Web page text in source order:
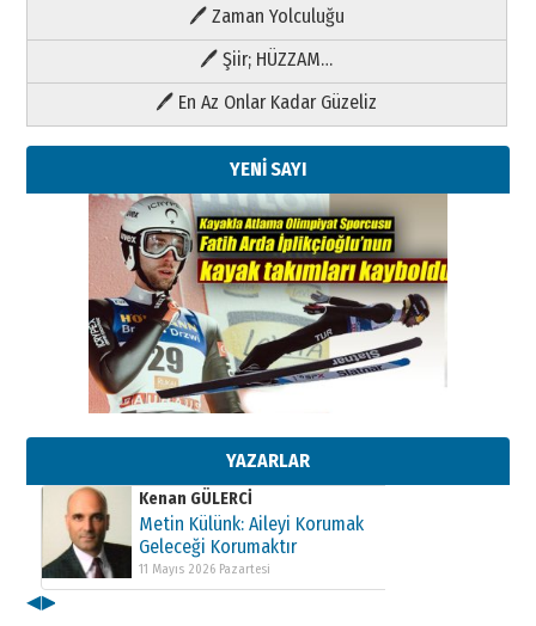
🖊 Zaman Yolculuğu
🖊 Şiir; HÜZZAM…
🖊 En Az Onlar Kadar Güzeliz
YENİ SAYI
YAZARLAR
Kenan GÜLERCİ
Metin Külünk: Aileyi Korumak
Geleceği Korumaktır
11 Mayıs 2026 Pazartesi
Kenan GÜLERCİ
Metin Külünk: Aileyi Korumak
Geleceği Korumaktır
11 Mayıs 2026 Pazartesi
◀▶